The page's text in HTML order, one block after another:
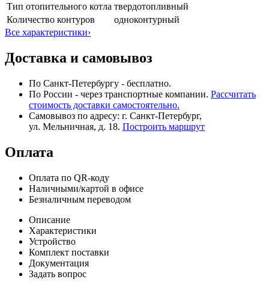
Тип отопительного котла твердотопливный
Количество контуров
одноконтурный
Все характеристики›
Доставка и самовывоз
По Санкт-Петербургу - бесплатно.
По России - через транспортные компании. Рассчитать
стоимость доставки самостоятельно.
Самовывоз по адресу: г. Санкт-Петербург,
ул. Мельничная, д. 18. Построить маршрут
Оплата
Оплата по QR-коду
Наличными/картой в офисе
Безналичным переводом
Описание
Характеристики
Устройство
Комплект поставки
Документация
Задать вопрос